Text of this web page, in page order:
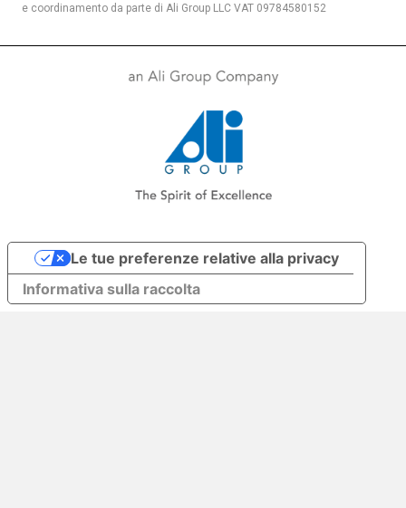
e coordinamento da parte di Ali Group LLC VAT 09784580152
Informativa sulla raccolta
Le tue preferenze relative alla privacy